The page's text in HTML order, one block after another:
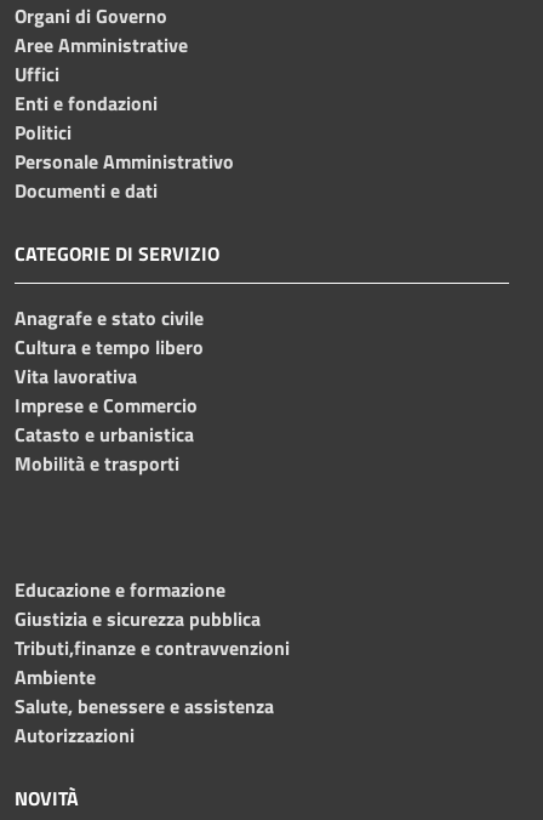
Organi di Governo
Aree Amministrative
Uffici
Enti e fondazioni
Politici
Personale Amministrativo
Documenti e dati
CATEGORIE DI SERVIZIO
Anagrafe e stato civile
Cultura e tempo libero
Vita lavorativa
Imprese e Commercio
Catasto e urbanistica
Mobilità e trasporti
Educazione e formazione
Giustizia e sicurezza pubblica
Tributi,finanze e contravvenzioni
Ambiente
Salute, benessere e assistenza
Autorizzazioni
NOVITÀ